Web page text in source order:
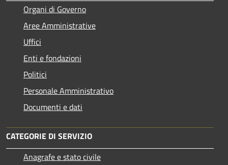
Organi di Governo
Aree Amministrative
Uffici
Enti e fondazioni
Politici
Personale Amministrativo
Documenti e dati
CATEGORIE DI SERVIZIO
Anagrafe e stato civile